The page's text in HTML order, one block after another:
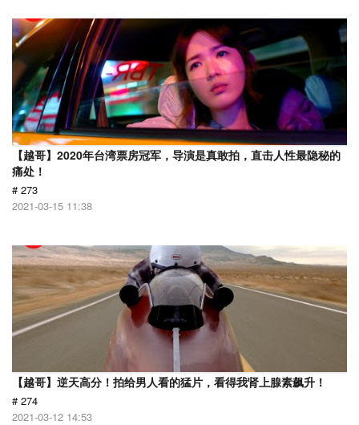
【越哥】2020年台湾票房冠军，导演是真敢拍，直击人性最隐秘的
痛处！
# 273
2021-03-15 11:38
【越哥】逆天高分！拍给男人看的猛片，看得我肾上腺素飙升！
# 274
2021-03-12 14:53